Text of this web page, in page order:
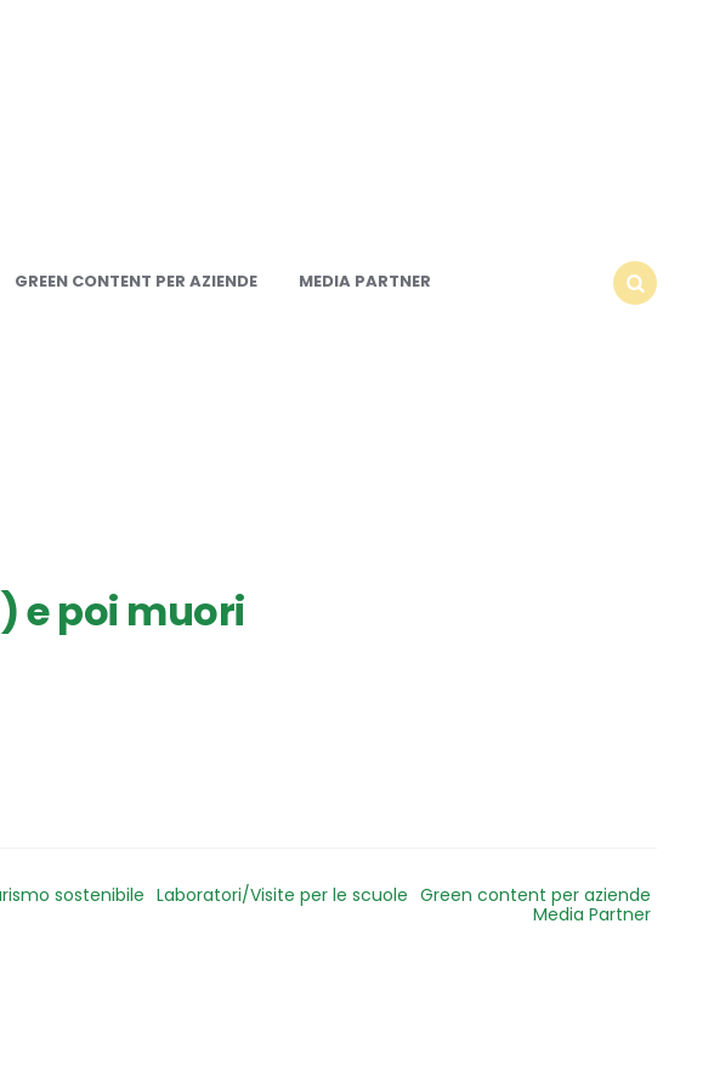
GREEN CONTENT PER AZIENDE
MEDIA PARTNER
e poi muori
sostenibile Laboratori/Visite per le scuole Green content per aziende
Media Partner